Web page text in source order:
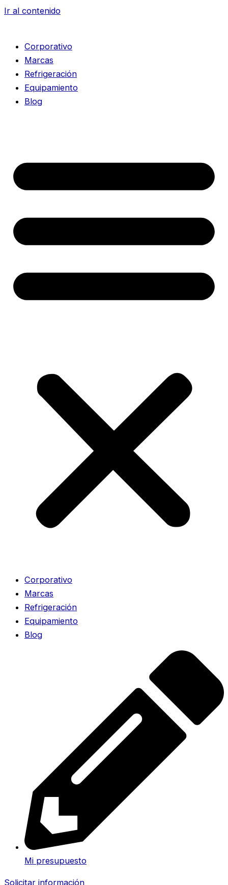
Ir al contenido
Corporativo
Marcas
Refrigeración
Equipamiento
Blog
Corporativo
Marcas
Refrigeración
Equipamiento
Blog
Mi presupuesto
Solicitar información